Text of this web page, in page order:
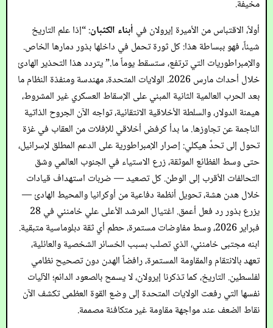
مخيفة.
أولاً، الاقتباس من الأميرة إيرولان في أبناء الكثبان: “إذا علم التاريخ
شيئاً، فهو ببساطة هذا: كل ثورة تحمل في داخلها بذور دمارها الخاص.
والإمبراطوريات التي ترتفع، ستسقط يوماً ما.” يتردد هذا التحذير الهادئ
خلال أحداث مارس 2026. الولايات المتحدة، مهندسة ومنفذة النظام ما
بعد الحرب العالمية الثانية المبني على الإسقاط العسكري غير المشروط،
هيمنة الدولار، والسلطة الأخلاقية الانتقائية، تواجه الآن الجروح الذاتية
الناجمة عن تجاوزها. ما بدأ كرفض أخلاقي للإفلات من العقاب في غزة
تحول إلى تحدٍّ هيكلي: إصرار الإمبراطورية على الدعم المطلق لإسرائيل،
حتى وسط الفظائع الموثقة، زرع الاستياء في الجنوب العالمي وشق
التحالفات الأقرب إلى الوطن. كل تصعيد — ضربات استهداف قيادات
خلال هدن هشة، تحويل أنظمة دفاعية من أوكرانيا والمحيط الهادئ —
يزرع بذور رد فعل أعمق. اغتيال المرشد الأعلى علي خامنئي في 28
فبراير 2026، وسط مفاوضات مستمرة، حطم أي ثقة دبلوماسية متبقية.
ابنه مجتبى خامنئي، الذي تصلب بسبب الخسائر الشخصية والعائلية،
تعهد بالانتقام والمقاومة المستمرة، رافضاً الهدن دون تصحيح نظامي
لفلسطين. التاريخ، كما تذكرنا إيرولان، لا يسمح بالصعود الدائم؛ الآليات
نفسها التي رفعت الولايات المتحدة إلى وضع القوة العظمى تكشف الآن
نقاط الضعف عند مواجهة مقاومة غير متكافئة مصممة.